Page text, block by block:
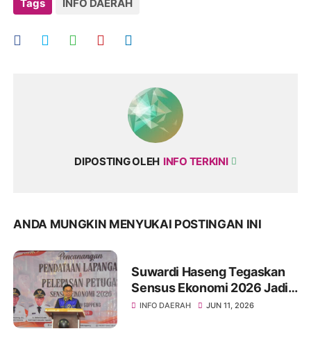
Tags INFO DAERAH
DIPOSTING OLEH INFO TERKINI
ANDA MUNGKIN MENYUKAI POSTINGAN INI
Suwardi Haseng Tegaskan
Sensus Ekonomi 2026 Jadi
Basis Pembangunan
INFO DAERAH JUN 11, 2026